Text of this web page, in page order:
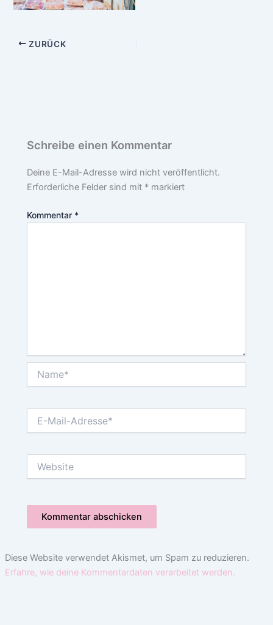
ZURÜCK
Schreibe einen Kommentar
Deine E-Mail-Adresse wird nicht veröffentlicht.
Erforderliche Felder sind mit * markiert
Kommentar *
Mail-
Diese Website verwendet Akismet, um Spam zu reduzieren.
Erfahre, wie deine Kommentardaten verarbeitet werden.